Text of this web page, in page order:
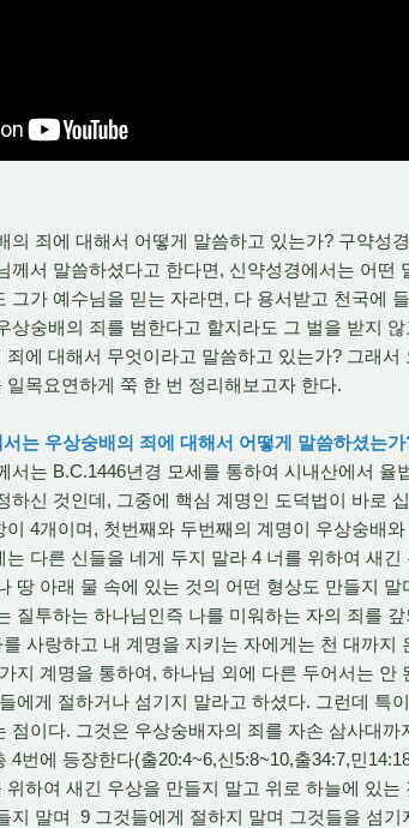
의 죄에 대해서 어떻게 말씀하고 있는가? 구약성
께서 말씀하셨다고 한다면, 신약성경에서는 어떤
그가 예수님을 믿는 자라면, 다 용서받고 천국에
상숭배의 죄를 범한다고 할지라도 그 벌을 받지
죄에 대해서 무엇이라고 말씀하고 있는가? 그래
일목요연하게 쭉 한 번 정리해보고자 한다.
는 우상숭배의 죄에 대해서 어떻게 말씀하셨는
서는 B.C.1446년경 모세를 통하여 시내산에서
하신 것인데, 그중에 핵심 계명인 도덕법이 바로
4개이며, 첫번째와 두번째의 계명이 우상숭배
는 다른 신들을 네게 두지 말라 4 너를 위하여 새
땅 아래 물 속에 있는 것의 어떤 형상도 만들지
질투하는 하나님인즉 나를 미워하는 자의 죄를
사랑하고 내 계명을 지키는 자에게는 천 대까지
지 계명을 통하여, 하나님 외에 다른 두어서는
에게 절하거나 섬기지 말라고 하셨다. 그런데 특
점이다. 그것은 우상숭배자의 죄를 자손 삼사대
4번에 등장한다(출20:4~6,신5:8~10,출34:7,민
위하여 새긴 우상을 만들지 말고 위로 하늘에 있
지 말며 9 그것들에게 절하지 말며 그것들을 섬